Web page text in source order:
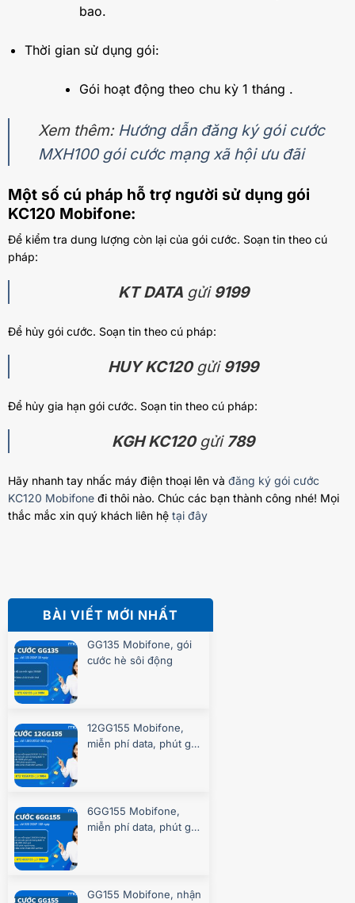
bao.
Thời gian sử dụng gói:
Gói hoạt động theo chu kỳ 1 tháng .
Xem thêm: Hướng dẫn đăng ký gói cước
MXH100 gói cước mạng xã hội ưu đãi
Một số cú pháp hỗ trợ người sử dụng gói
KC120 Mobifone:
Để kiểm tra dung lượng còn lại của gói cước. Soạn tin theo cú
pháp:
KT DATA gửi 9199
Để hủy gói cước. Soạn tin theo cú pháp:
HUY KC120 gửi 9199
Để hủy gia hạn gói cước. Soạn tin theo cú pháp:
KGH KC120 gửi 789
Hãy nhanh tay nhấc máy điện thoại lên và đăng ký gói cước
KC120 Mobifone đi thôi nào. Chúc các bạn thành công nhé! Mọi
thắc mắc xin quý khách liên hệ tại đây
BÀI VIẾT MỚI NHẤT
GG135 Mobifone, gói
cước hè sôi động
12GG155 Mobifone,
miễn phí data, phút gọi
6GG155 Mobifone,
miễn phí data, phút gọi
GG155 Mobifone, nhận